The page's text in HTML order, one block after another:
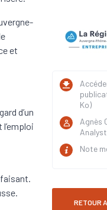
et
d’un
Ko)
Agnès
Note
RETOUR